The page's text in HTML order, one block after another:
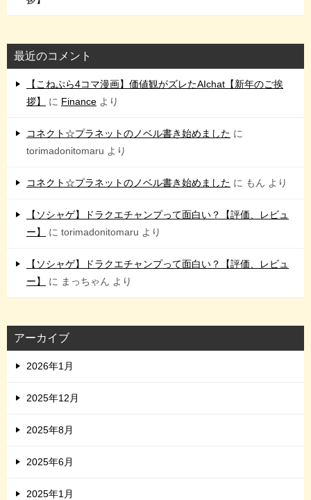
最近のコメント
【こねぷら4コマ漫画】価値観がズレたAIchat【新年のご挨
拶】
に Finance より
コネクト☆プラネットのノベル書き始めました に
torimadonitomaru より
コネクト☆プラネットのノベル書き始めました に もん より
【ソシャゲ】ドラクエチャンプって面白い？【評価、レビュ
ー】
に torimadonitomaru より
【ソシャゲ】ドラクエチャンプって面白い？【評価、レビュ
ー】
に まっちゃん より
アーカイブ
2026年1月
2025年12月
2025年8月
2025年6月
2025年1月